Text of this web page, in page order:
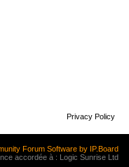
Privacy Policy
Forum Software by IP.Board
accordée à : Logic Sunrise Ltd